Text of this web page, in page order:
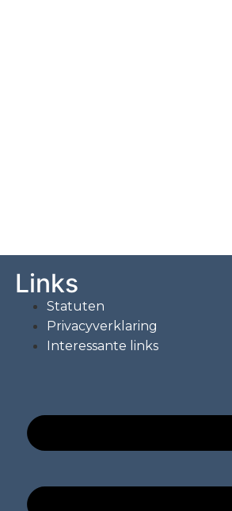
Links
Statuten
Privacyverklaring
Interessante links